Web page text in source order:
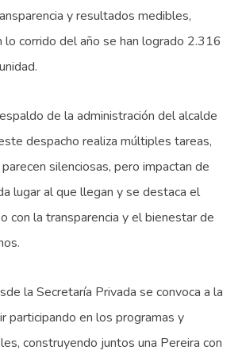
y resultados medibles,
lo corrido del año se han logrado 2.316
de la administración del alcalde
despacho realiza múltiples tareas,
silenciosas, pero impactan de
lugar al que llegan y se destaca el
con la transparencia y el bienestar de
la Secretaría Privada se convoca a la
participando en los programas y
construyendo juntos una Pereira con